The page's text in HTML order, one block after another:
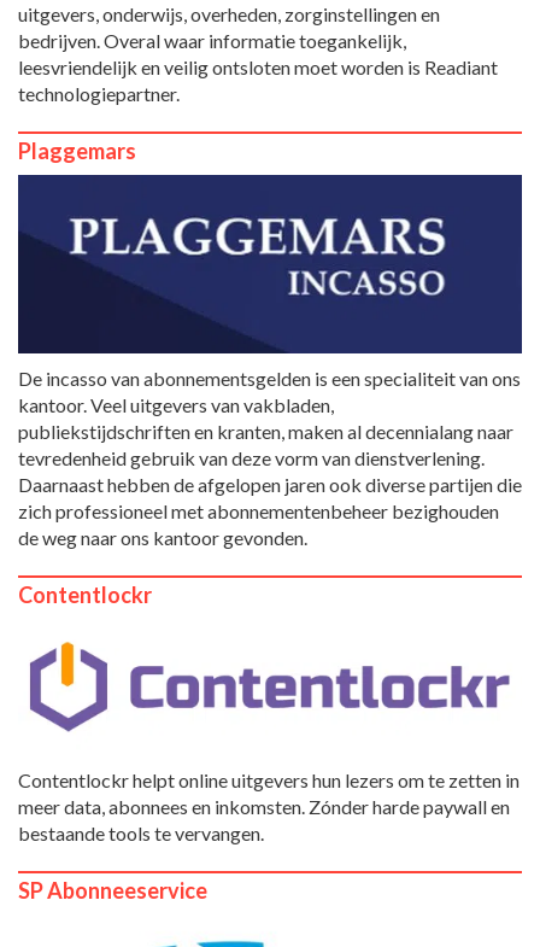
uitgevers, onderwijs, overheden, zorginstellingen en
bedrijven. Overal waar informatie toegankelijk,
leesvriendelijk en veilig ontsloten moet worden is Readiant
technologiepartner.
Plaggemars
De incasso van abonnementsgelden is een specialiteit van ons
kantoor. Veel uitgevers van vakbladen,
publiekstijdschriften en kranten, maken al decennialang naar
tevredenheid gebruik van deze vorm van dienstverlening.
Daarnaast hebben de afgelopen jaren ook diverse partijen die
zich professioneel met abonnementenbeheer bezighouden
de weg naar ons kantoor gevonden.
Contentlockr
Contentlockr helpt online uitgevers hun lezers om te zetten in
meer data, abonnees en inkomsten. Zónder harde paywall en
bestaande tools te vervangen.
SP Abonneeservice